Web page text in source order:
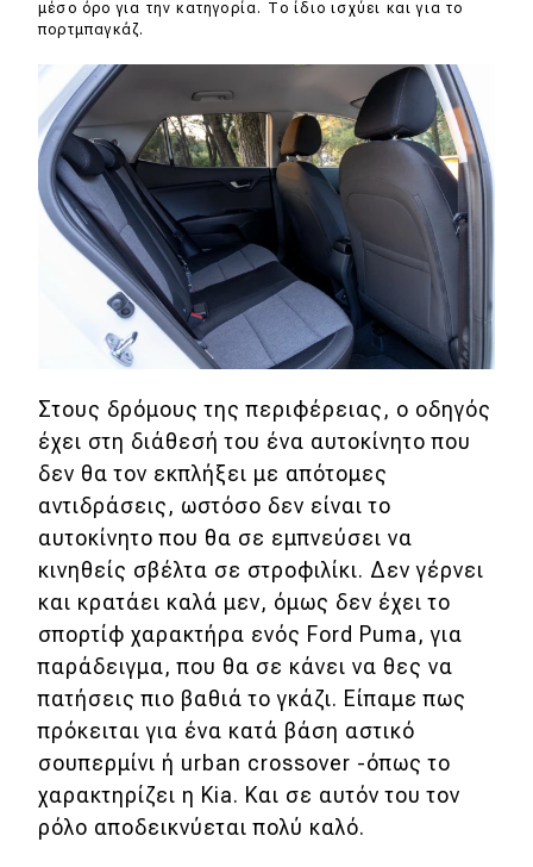
μέσο όρο για την κατηγορία. Το ίδιο ισχύει και για το
πορτμπαγκάζ.
Στους δρόμους της περιφέρειας, ο οδηγός
έχει στη διάθεσή του ένα αυτοκίνητο που
δεν θα τον εκπλήξει με απότομες
αντιδράσεις, ωστόσο δεν είναι το
αυτοκίνητο που θα σε εμπνεύσει να
κινηθείς σβέλτα σε στροφιλίκι. Δεν γέρνει
και κρατάει καλά μεν, όμως δεν έχει το
σπορτίφ χαρακτήρα ενός Ford Puma, για
παράδειγμα, που θα σε κάνει να θες να
πατήσεις πιο βαθιά το γκάζι. Είπαμε πως
πρόκειται για ένα κατά βάση αστικό
σουπερμίνι ή urban crossover -όπως το
χαρακτηρίζει η Kia. Και σε αυτόν του τον
ρόλο αποδεικνύεται πολύ καλό.